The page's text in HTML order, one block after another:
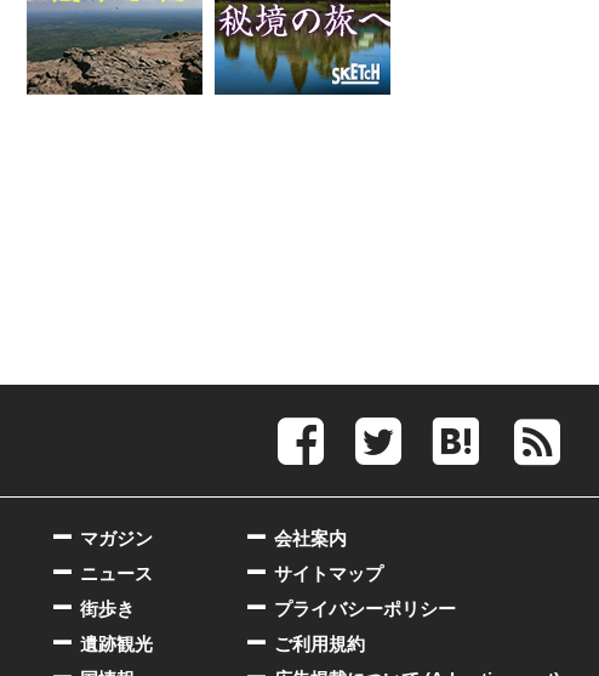
会社案内
サイトマップ
プライバシーポリシー
ご利用規約
マガジン
ニュース
街歩き
遺跡観光